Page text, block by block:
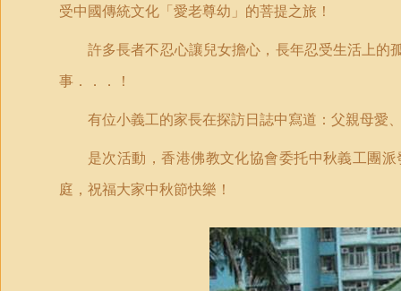
受中國傳統文化「愛老尊幼」的菩提之旅！
許多長者不忍心讓兒女擔心，長年忍受生活上
事．．．！
有位小義工的家長在探訪日誌中寫道：父親母愛
是次活動，香港佛教文化協會委托中秋義工團
庭，祝福大家中秋節快樂！